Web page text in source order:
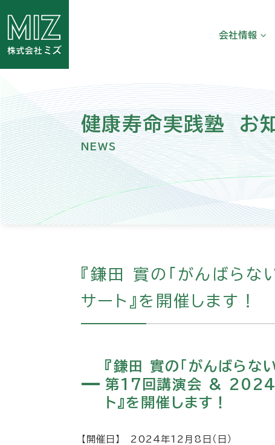
会社情報
会社概要
沿革
健康経営
メディアライ
健康寿命実践塾 お
NEWS
『鎌田 實の「がんばら
サート』を開催します！
『鎌田 實の「がんばらな
第17回講演会 & 2024
ト』を開催します！
【開催日】 2024年12月8日（日）